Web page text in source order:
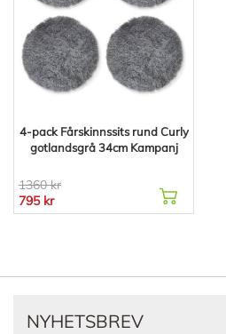
4-pack Fårskinnssits rund Curly
gotlandsgrå 34cm Kampanj
1360 kr
795 kr
NYHETSBREV